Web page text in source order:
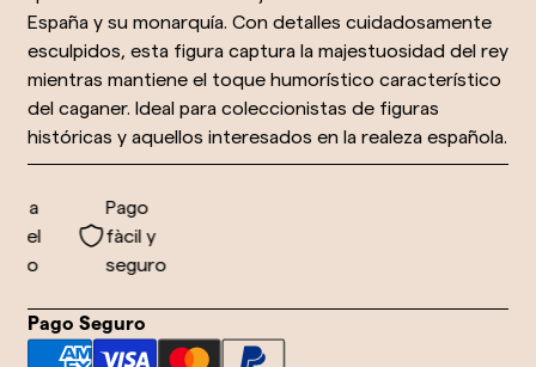
España y su monarquía. Con detalles cuidadosamente
esculpidos, esta figura captura la majestuosidad del rey
mientras mantiene el toque humorístico característico
del caganer. Ideal para coleccionistas de figuras
históricas y aquellos interesados en la realeza española.
Pago
fàcil y
seguro
Pago Seguro